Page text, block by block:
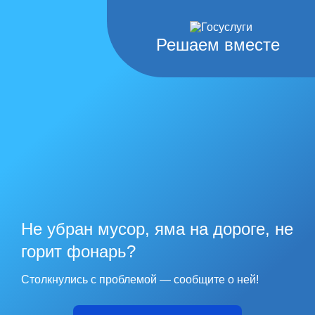
Решаем вместе
Не убран мусор, яма на дороге, не
горит фонарь?
Столкнулись с проблемой — сообщите о ней!